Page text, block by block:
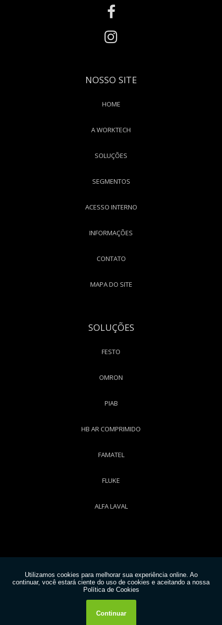
NOSSO SITE
HOME
A WORKTECH
SOLUÇÕES
SEGMENTOS
ACESSO INTERNO
INFORMAÇÕES
CONTATO
MAPA DO SITE
SOLUÇÕES
FESTO
OMRON
PIAB
HB AR COMPRIMIDO
FAMATEL
FLUKE
ALFA LAVAL
W3C
W3C